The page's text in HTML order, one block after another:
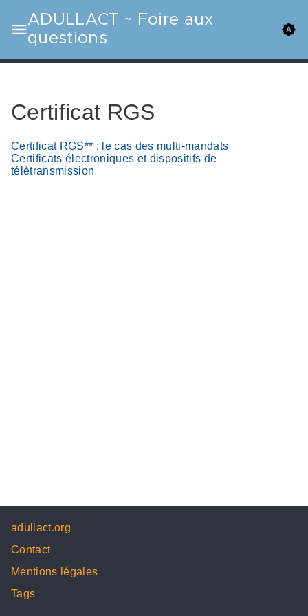
ADULLACT ~ Foire aux
questions
Certificat RGS
Certificat RGS** : le cas des multi-mandats
Certificats électroniques et dispositifs de
télétransmission
adullact.org
Contact
Mentions légales
Tags